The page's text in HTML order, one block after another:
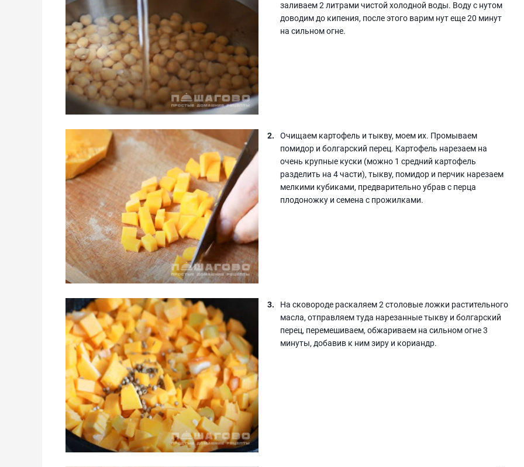
заливаем 2 литрами чистой холодной воды. Воду с нутом
доводим до кипения, после этого варим нут еще 20 минут
на сильном огне.
Очищаем картофель и тыкву, моем их. Промываем
помидор и болгарский перец. Картофель нарезаем на
очень крупные куски (можно 1 средний картофель
разделить на 4 части), тыкву, помидор и перчик нарезаем
мелкими кубиками, предварительно убрав с перца
плодоножку и семена с прожилками.
На сковороде раскаляем 2 столовые ложки растительного
масла, отправляем туда нарезанные тыкву и болгарский
перец, перемешиваем, обжариваем на сильном огне 3
минуты, добавив к ним зиру и кориандр.